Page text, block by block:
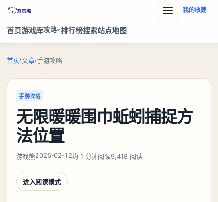
首页游戏库攻略 排行榜搜索站点地图
我的收藏
首页/文章/手游攻略
手游攻略
无限暖暖围巾蚯蚓捕捉方
法位置
游戏熊2026-02-12约 1 分钟阅读9,418 阅读
进入阅读模式